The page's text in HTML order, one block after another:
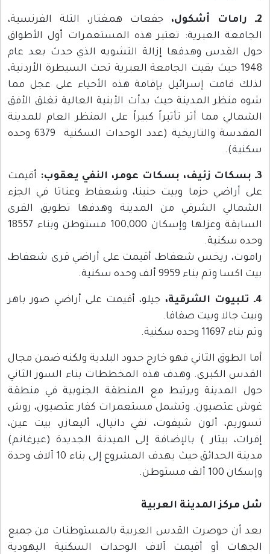
2ـ رامات أشكول،
جفعات همغتار، التلة الفرنسية،
الجامعة العبرية: تعتبر هذه المستعمرات أول الأطواق
حول القدس وهدفها إزالة التشويه الذي حدث بعد عام
1948 حيث بقيت الجامعة العبرية تحت السيطرة الأردنية،
لذلك قامت إسرائيل بإقامة هذه الأحياء على عجل مما
شوه منظر المدينة حيث بدأت الأبنية العالية تغلق الأفق
الشمالي مما أثر تأثيراً كبيراً على المنظر العام للمدينة
المقدسة والتاريخية (عدد الوحدات السكنية 6379 وحده
سكنية).
3ـ بسكات زئيف، بسكات عومر، النفي يعقوب:
أقيمت
على أراضي حزما وبيت حنينا، وشعفاط وعناتا في الجزء
الشمالي الشرقي من المدينة وهدفها تطويق القرى
السابقة وعزلها وإسكان 100,000 مستوطن وبناء 18557
وحده سكنية.
راموت، ريخس شعفاط، أقيمت على أراضي قرى شعفاط،
بيت اكسا وتم بناء 9959 ألف وحده سكنية.
4ـ تلبيوت الشرقية،
جيلو، أقيمت على أراضي صور باهر
وبيت جالا وبيت صفافا.
وتم بناء 11697 وحده سكنية.
أما الطوق الثاني فهو خارج حدود البلدية ولكنه ضمن مجال
القدس الكبرى. وهدف هذه المخططات بناء السور الثاني
حول المدينة ويرتبط مع المنطقة الجنوبية في منطقة
غوش عتصيون. وتشمل مستعمرات كفار عتصيون، روش
تسوريم، ألون شيفوت، نفي دانيال، أليعازر، بيت عين،
إفرات، بيتار ) بالإضافة إلى الميدنة الجديدة (عيرغانم)
مدينة الحدائق حيث يهدف المشروع إلى بناء 10 آلاف وحدة
وإسكان 100 ألف مستوطن.
شل مركز المدينة العربية
بعد أن حوصرت القدس العربية بالمستوطنات من جميع
الجهات أو أقيمت آلاف الوحدات السكنية اليهودية